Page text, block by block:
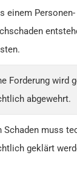
einem
Forderung wird
abgewehrt.
Schaden muss
geklärt